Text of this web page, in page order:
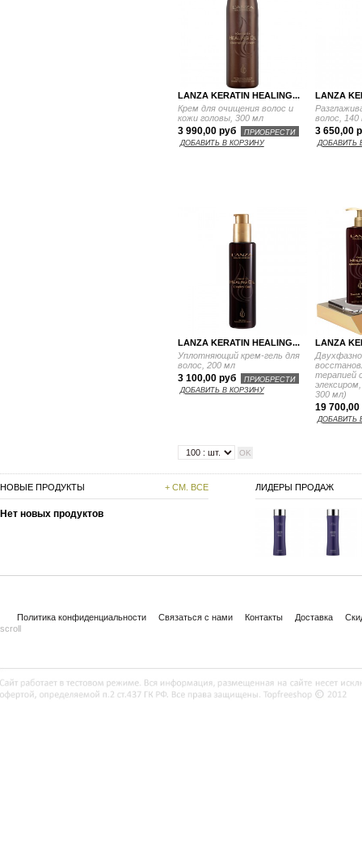
LANZA KERATIN HEALING...
Крем для очищения волос и
кожи головы, 300 мл
3 990,00 руб
ПРИОБРЕСТИ
ДОБАВИТЬ В КОРЗИНУ
LANZA
волос, 140
3 650,00
ДОБАВИТЬ
LANZA KERATIN HEALING...
Уплотняющий крем-гель для
волос, 200 мл
3 100,00 руб
ПРИОБРЕСТИ
ДОБАВИТЬ В КОРЗИНУ
LANZA
терапией
300 мл)
19
ДОБАВИТЬ
НОВЫЕ ПРОДУКТЫ + СМ. ВСЕ
Нет новых продуктов
ЛИДЕРЫ ПРОДАЖ
Политика конфиденциальности Связаться с нами Контакты Доставка
scroll